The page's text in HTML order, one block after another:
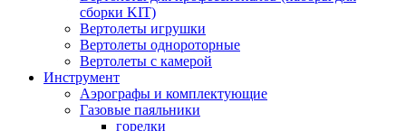
сборки KIT)
Вертолеты игрушки
Вертолеты однороторные
Вертолеты с камерой
Инструмент
Аэрографы и комплектующие
Газовые паяльники
горелки